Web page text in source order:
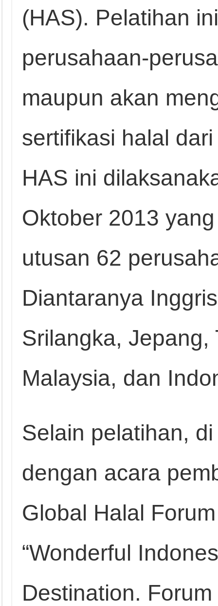
(HAS). Pelatihan
perusahaan-
maupun akan
sertifikasi halal
HAS ini
Oktober 2013
utusan 62
Diantaranya
Srilangka,
Malaysia, dan
Selain pelatihan,
dengan acara
Global Halal
“Wonderful
Destination.